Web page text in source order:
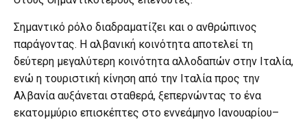
Σημαντικό ρόλο διαδραματίζει και ο ανθρώπινος
παράγοντας. Η αλβανική κοινότητα αποτελεί τη
δεύτερη μεγαλύτερη κοινότητα αλλοδαπών στην Ιταλία,
ενώ η τουριστική κίνηση από την Ιταλία προς την
Αλβανία αυξάνεται σταθερά, ξεπερνώντας το ένα
εκατομμύριο επισκέπτες στο εννεάμηνο Ιανουαρίου–